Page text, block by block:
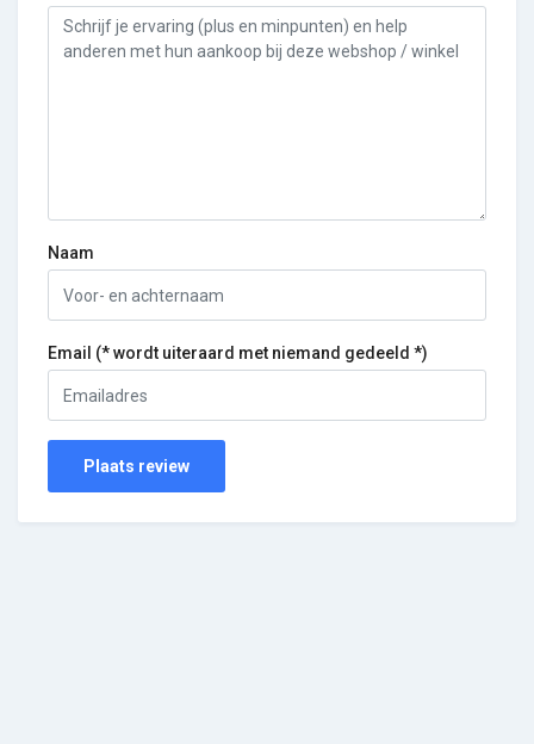
Naam
Email (* wordt uiteraard met niemand gedeeld *)
Plaats review